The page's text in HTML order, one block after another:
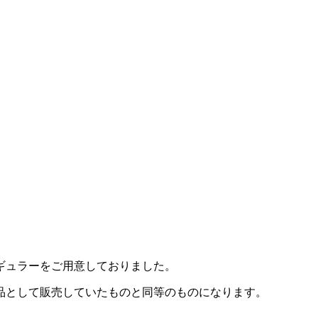
ラーをご用意しておりました。
して販売していたものと同等のものになります。